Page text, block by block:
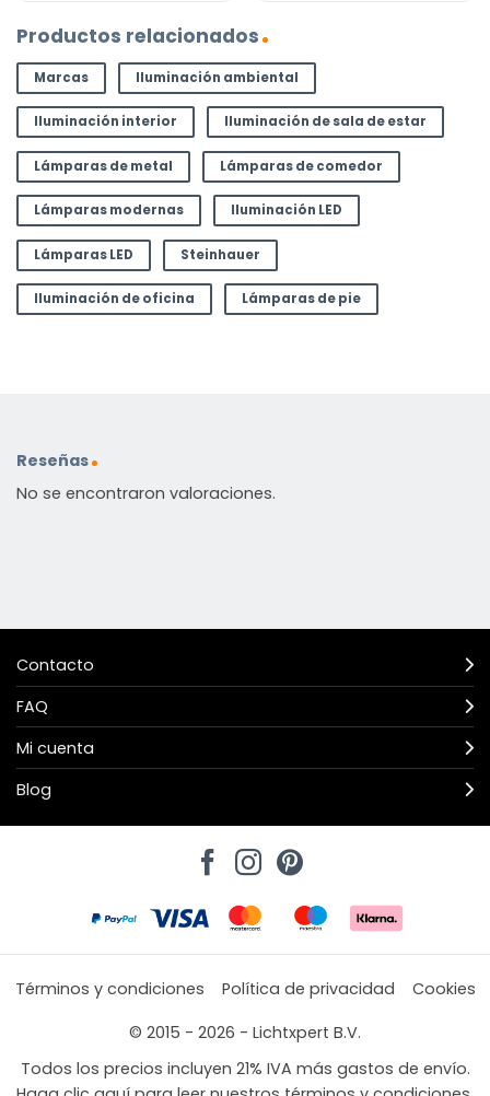
Productos relacionados
Marcas Iluminación ambiental
Iluminación interior Iluminación de sala de estar
Lámparas de metal Lámparas de comedor
Lámparas modernas Iluminación LED
Lámparas LED Steinhauer
Iluminación de oficina Lámparas de pie
Reseñas
No se encontraron valoraciones.
Contacto
FAQ
Mi cuenta
Blog
Términos y condiciones Política de privacidad
Cookies
© 2015 - 2026 - Lichtxpert B.V.
Todos los precios incluyen 21% IVA más gastos de envío.